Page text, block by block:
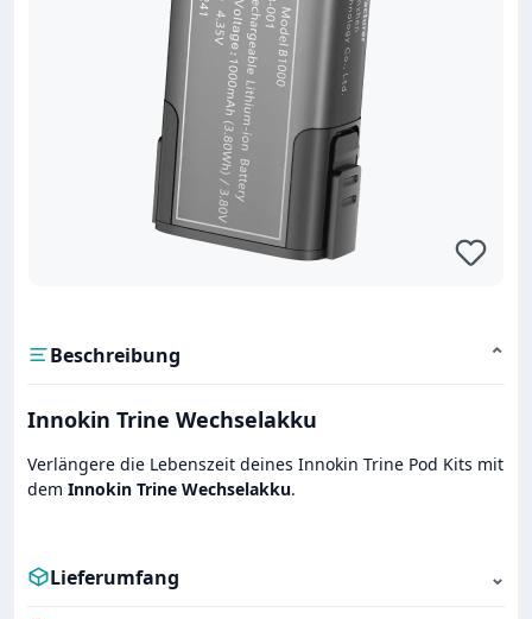
Beschreibung ⌄
Innokin Trine Wechselakku
Verlängere die Lebenszeit deines Innokin Trine Pod Kits mit
dem Innokin Trine Wechselakku.
Lieferumfang ⌄